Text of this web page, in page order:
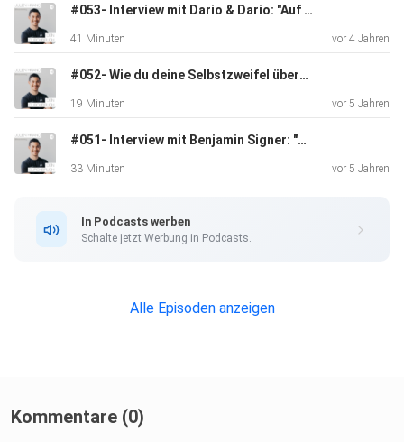
#053- Interview mit Dario & Dario: "Auf dem Weg zum Erfolg, verzichtet man auf Vieles!" (Gründer von Muntagnard)
41 Minuten vor 4 Jahren
#052- Wie du deine Selbstzweifel überwinden kannst
19 Minuten vor 5 Jahren
#051- Interview mit Benjamin Signer: "Wir haben kein Ernährungsproblem, sondern ein Stressproblem!" (Co-Gründer von betteryou AG)
33 Minuten vor 5 Jahren
In Podcasts werben
Schalte jetzt Werbung in Podcasts.
Alle Episoden anzeigen
Kommentare (0)